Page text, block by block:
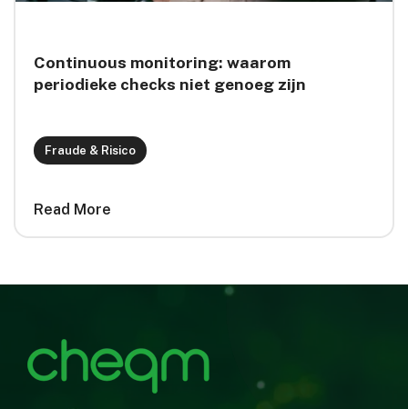
Continuous monitoring: waarom
periodieke checks niet genoeg zijn
Fraude & Risico
Read More